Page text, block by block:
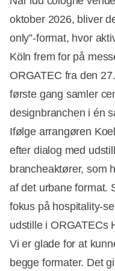
oktober 2026, bliver
only”-format, hvor
Köln frem for på
ORGATEC fra den
første gang samler
designbranchen i én
Ifølge arrangøren
efter dialog med
brancheaktører, som
af det urbane format.
fokus på hospitality-
udstille i ORGATECs
Vi er glade for at
begge formater. Det